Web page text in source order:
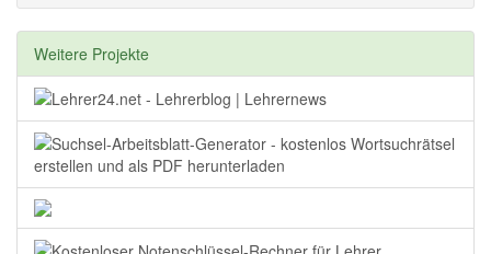
Weitere Projekte